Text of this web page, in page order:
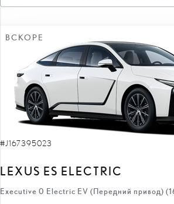
ВСКОРЕ
#J167395023
LEXUS ES ELECTRIC
Executive 0 Electric EV (Передний привод)